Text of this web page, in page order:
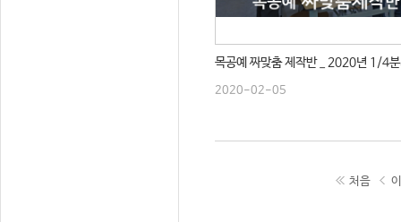
목공예 짜맞춤 제작반 _ 2020년 1/4
2020-02-05
처음